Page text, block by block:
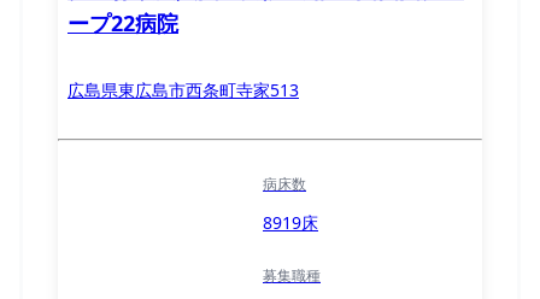
ープ22病院
広島県東広島市西条町寺家513
病床数
8919床
募集職種